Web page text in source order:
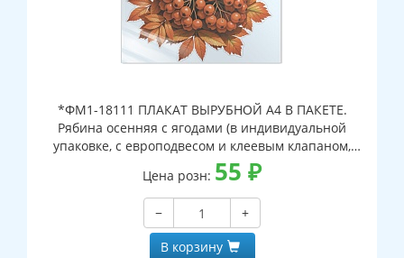
*ФМ1-18111 ПЛАКАТ ВЫРУБНОЙ А4 В ПАКЕТЕ.
Рябина осенняя с ягодами (в индивидуальной
упаковке, с европодвесом и клеевым клапаном,
двухсторонний, ВД-лак)
Цена розн: 55 ₽
−
+
В корзину